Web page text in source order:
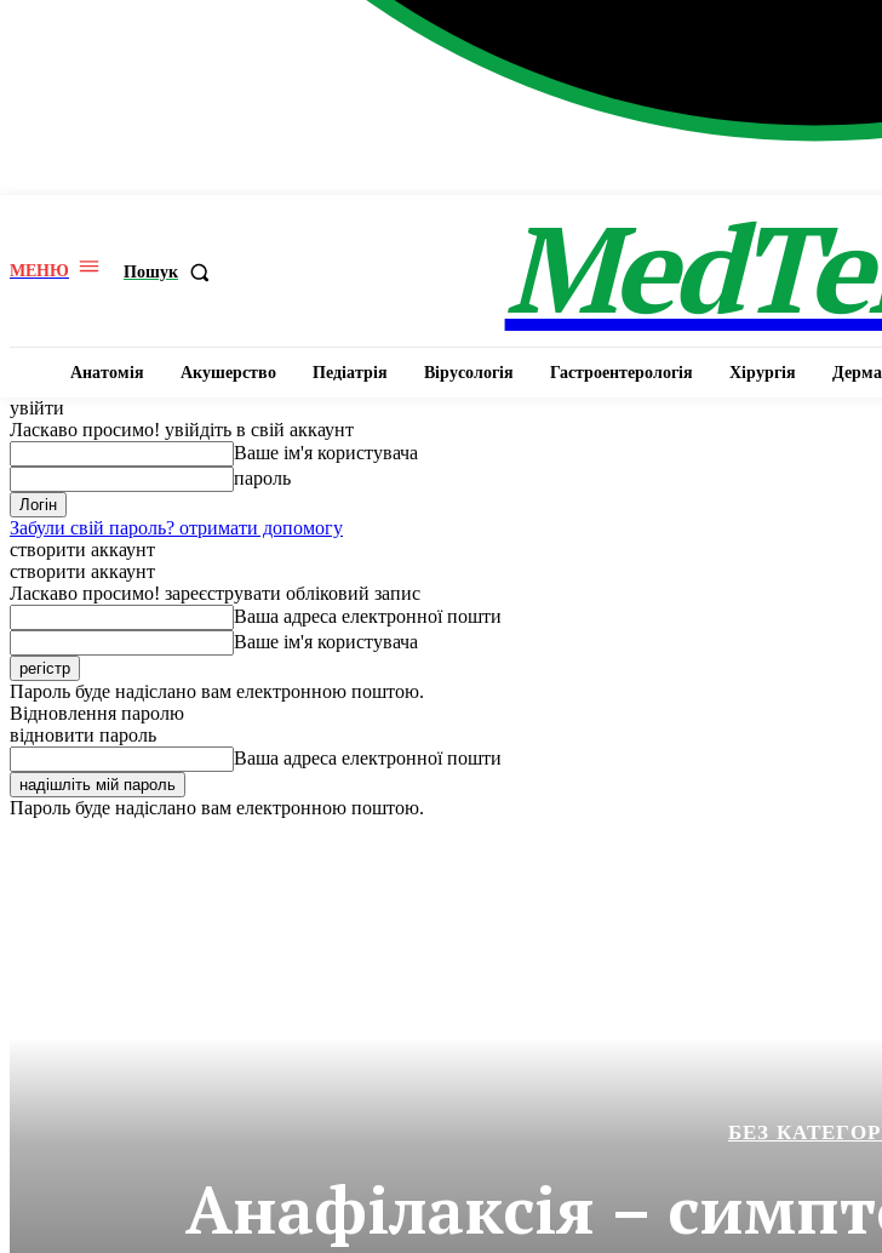
МЕНЮ Пошук
Анатомія Акушерство Педіатрія Вірусологія Гастроентерологія Хірургія
увійти
Ласкаво просимо! увійдіть в свій аккаунт
Ваше ім'я користувача
пароль
Забули свій пароль? отримати допомогу
створити аккаунт
створити аккаунт
Ласкаво просимо! зареєструвати обліковий запис
Ваша адреса електронної пошти
Ваше ім'я користувача
Пароль буде надіслано вам електронною поштою.
Відновлення паролю
відновити пароль
Ваша адреса електронної пошти
Пароль буде надіслано вам електронною поштою.
БЕЗ
Анафілаксія –